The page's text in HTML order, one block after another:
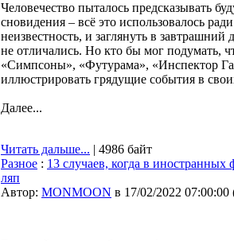
Человечество пыталось предсказывать
сновидения – всё это использовалось
неизвестность, и заглянуть в
не отличались. Но кто бы мог подумать,
«Симпсоны», «Футурама», «Инспектор
иллюстрировать грядущие события в
Далее...
Читать дальше... | 4986 байт
Разное : 13 случаев, когда в иностранных
ляп
Автор: MONMOON в 17/02/2022 07:00:00